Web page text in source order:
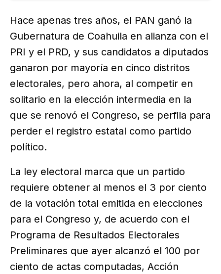
priista Manolo Jiménez…
Hace apenas tres años, el PAN ganó la
Gubernatura de Coahuila en alianza con el
PRI y el PRD, y sus candidatos a diputados
ganaron por mayoría en cinco distritos
electorales, pero ahora, al competir en
solitario en la elección intermedia en la
que se renovó el Congreso, se perfila para
perder el registro estatal como partido
político.
La ley electoral marca que un partido
requiere obtener al menos el 3 por ciento
de la votación total emitida en elecciones
para el Congreso y, de acuerdo con el
Programa de Resultados Electorales
Preliminares que ayer alcanzó el 100 por
ciento de actas computadas, Acción